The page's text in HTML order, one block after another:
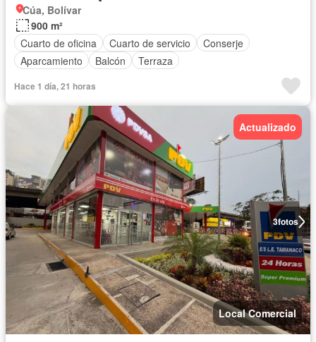
Cúa, Bolívar
900 m²
Cuarto de oficina
Cuarto de servicio
Conserje
Aparcamiento
Balcón Terraza
Hace 1 día, 21 horas
3fotos
Actualizado
Local Comercial